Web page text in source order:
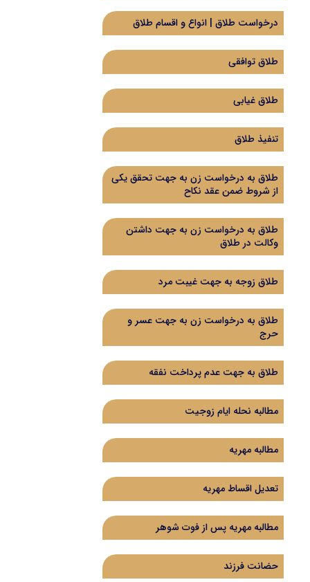
درخواست طلاق | انواع و اقسام طلاق
طلاق توافقی
طلاق غیابی
تنفیذ طلاق
طلاق به درخواست زن به جهت تحقق یکی
از شروط ضمن عقد نكاح
طلاق به درخواست زن به جهت داشتن
وکالت در طلاق
طلاق زوجه به جهت غیبت مرد
طلاق به درخواست زن به جهت عسر و
حرج
طلاق به جهت عدم پرداخت نفقه
مطالبه نحله ایام زوجیت
مطالبه مهریه
تعدیل اقساط مهریه
مطالبه مهریه پس از فوت شوهر
حضانت فرزند